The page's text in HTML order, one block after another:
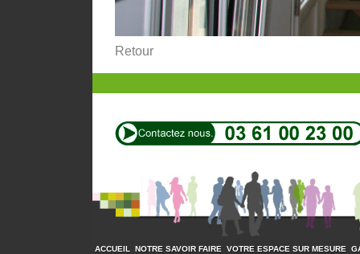
Retour
ACCUEIL NOTRE SAVOIR FAIRE VOTRE ESPACE SUR MESURE